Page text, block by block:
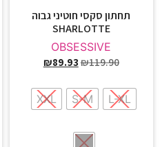
תחתון סקסי חוטיני גבוה
SHARLOTTE
OBSESSIVE
₪119.90
₪89.93
L-XL
S-M
XXL